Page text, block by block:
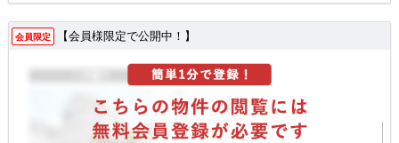
会員限定 【会員様限定で公開中！】